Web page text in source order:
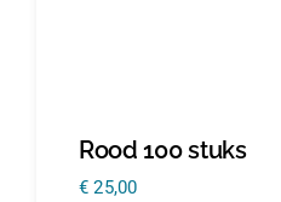
Rood 100 stuks
€ 25,00